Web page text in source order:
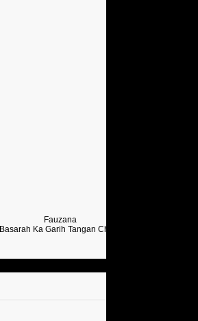
Fauzana
Basarah Ka Garih Tangan Chord